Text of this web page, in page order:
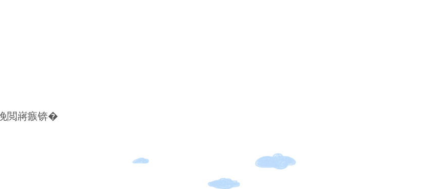
閲嶈瘯锛�